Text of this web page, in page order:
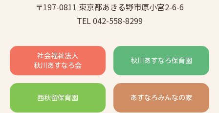
〒197-0811 東京都あきる野市原小宮2-6-6
TEL 042-558-8299
社会福祉法人
秋川あすなろ会
秋川あすなろ保育園
西秋留保育園 あすなろみんなの家